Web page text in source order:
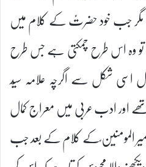
مگر جب خود حضرتؑ کے کلام میں
وہ اس طرح چمکتی ہے جس طرح
اسی شکل سے اگرچہ علامہ سیّد
اور ادب عربی میں معراج کمال
امیر المومنین ؑکے کلام کے بعد جب